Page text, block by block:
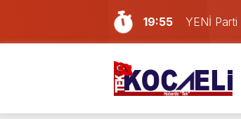
19:55
YENİ Parti
18:02
İzmit
16:24
21:59
Gölcük,
21:29
Geri